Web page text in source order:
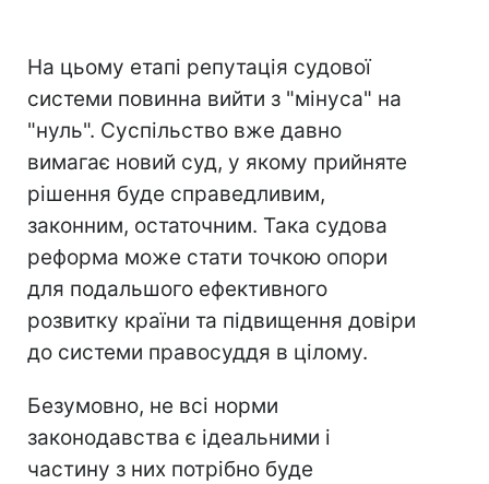
На цьому етапі репутація судової
системи повинна вийти з "мінуса" на
"нуль". Суспільство вже давно
вимагає новий суд, у якому прийняте
рішення буде справедливим,
законним, остаточним. Така судова
реформа може стати точкою опори
для подальшого ефективного
розвитку країни та підвищення довіри
до системи правосуддя в цілому.
Безумовно, не всі норми
законодавства є ідеальними і
частину з них потрібно буде